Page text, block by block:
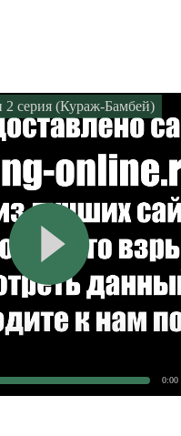
2 серия (Кураж-Бамбей)
0:00